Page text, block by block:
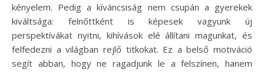
kényelem. Pedig a kíváncsiság nem csupán a gyerekek
kiváltsága: felnőttként is képesek vagyunk új
perspektívákat nyitni, kihívások elé állítani magunkat, és
felfedezni a világban rejlő titkokat. Ez a belső motiváció
segít abban, hogy ne ragadjunk le a felszínen, hanem